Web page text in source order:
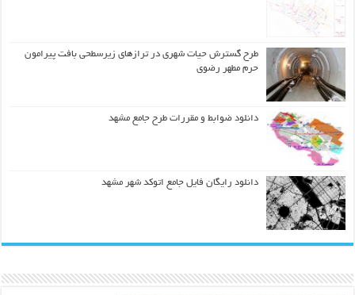
طرح گسترش حیات شهري در ترازهاي زیرسطحی بافت پیرامون
حرم مطهر رضوي
دانلود ضوابط و مقررات طرح جامع مشهد
دانلود رایگان فایل جامع اتوکد شهر مشهد